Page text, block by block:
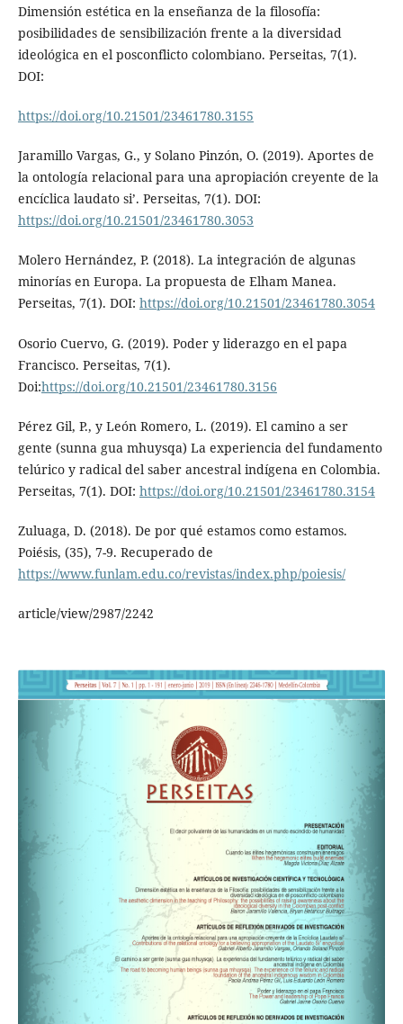
Dimensión estética en la enseñanza de la filosofía:
posibilidades de sensibilización frente a la diversidad
ideológica en el posconflicto colombiano. Perseitas, 7(1).
DOI:
https://doi.org/10.21501/23461780.3155
Jaramillo Vargas, G., y Solano Pinzón, O. (2019). Aportes de
la ontología relacional para una apropiación creyente de la
encíclica laudato si’. Perseitas, 7(1). DOI:
https://doi.org/10.21501/23461780.3053
Molero Hernández, P. (2018). La integración de algunas
minorías en Europa. La propuesta de Elham Manea.
Perseitas, 7(1). DOI: https://doi.org/10.21501/23461780.3054
Osorio Cuervo, G. (2019). Poder y liderazgo en el papa
Francisco. Perseitas, 7(1).
Doi:https://doi.org/10.21501/23461780.3156
Pérez Gil, P., y León Romero, L. (2019). El camino a ser
gente (sunna gua mhuysqa) La experiencia del fundamento
telúrico y radical del saber ancestral indígena en Colombia.
Perseitas, 7(1). DOI: https://doi.org/10.21501/23461780.3154
Zuluaga, D. (2018). De por qué estamos como estamos.
Poiésis, (35), 7-9. Recuperado de
https://www.funlam.edu.co/revistas/index.php/poiesis/
article/view/2987/2242